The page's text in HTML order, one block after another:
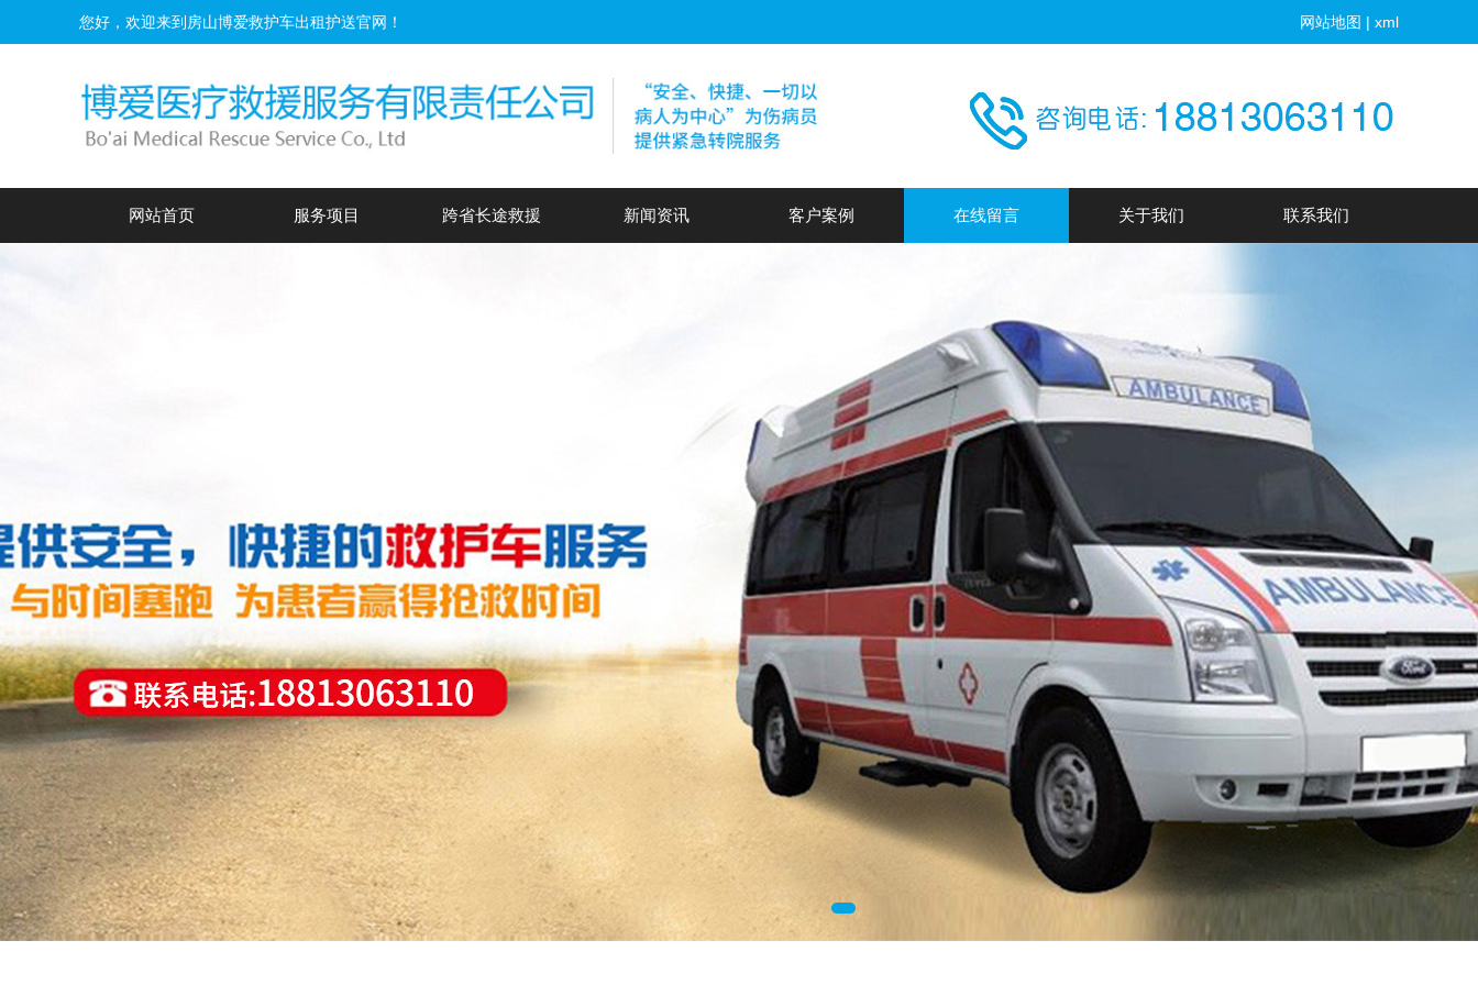
您好，欢迎来到房山博爱救护车出租护送官网！ 网站地图 | xml
网站首页 服务项目 跨省长途救援 新闻资讯 客户案例 在线留言 关于我们 联系我们